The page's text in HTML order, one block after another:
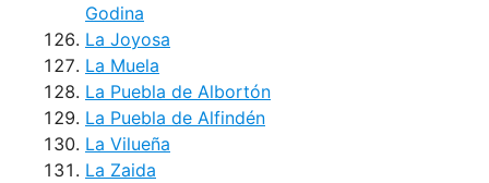
Godina
La Joyosa
La Muela
La Puebla de Albortón
La Puebla de Alfindén
La Vilueña
La Zaida